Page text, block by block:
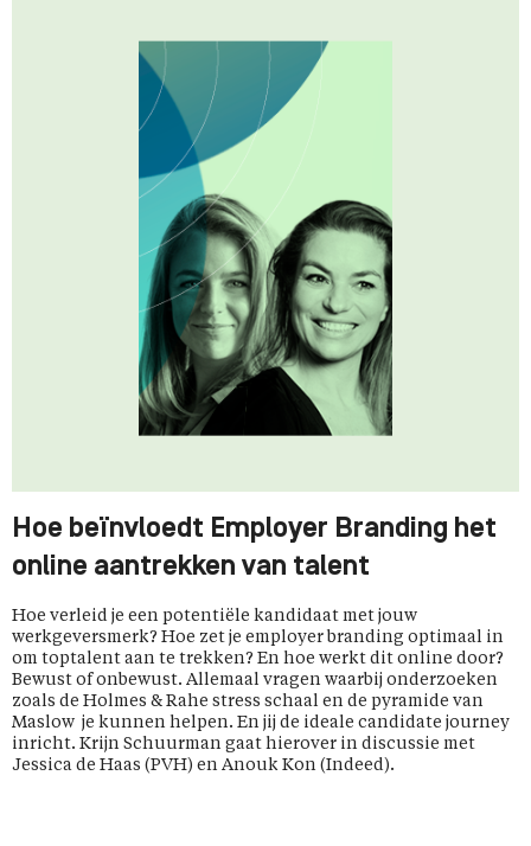
Hoe beïnvloedt Employer Branding het
online aantrekken van talent
Hoe verleid je een potentiële kandidaat met jouw
werkgeversmerk? Hoe zet je employer branding optimaal in
om toptalent aan te trekken? En hoe werkt dit online door?
Bewust of onbewust. Allemaal vragen waarbij onderzoeken
zoals de Holmes & Rahe stress schaal en de pyramide van
Maslow je kunnen helpen. En jij de ideale candidate journey
inricht. Krijn Schuurman gaat hierover in discussie met
Jessica de Haas (PVH) en Anouk Kon (Indeed).